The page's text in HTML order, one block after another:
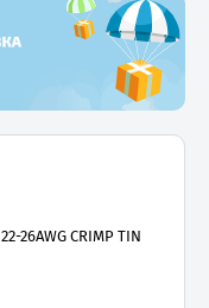
26AWG CRIMP TIN